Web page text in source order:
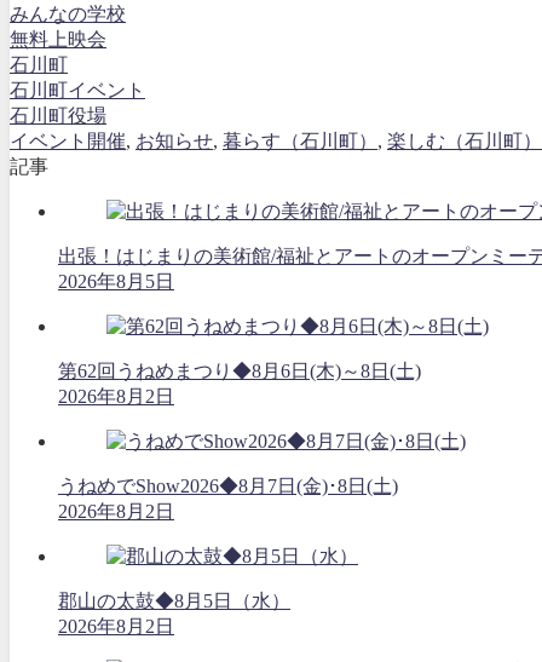
みんなの学校
無料上映会
石川町
石川町イベント
石川町役場
イベント開催, お知らせ, 暮らす（石川町） , 楽しむ（石川町）
記事
出張！はじまりの美術館/福祉とアートのオープンミー
2026年8月5日
第62回うねめまつり◆8月6日(木)～8日(土)
2026年8月2日
うねめでShow2026◆8月7日(金)･8日(土)
2026年8月2日
郡山の太鼓◆8月5日（水）
2026年8月2日